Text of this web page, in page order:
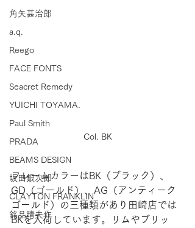
角矢甚治郎
a.q.
Reego
FACE FONTS
Seacret Remedy
YUICHI TOYAMA.
Paul Smith
PRADA
BEAMS DESIGN
坂田銀次郎
CLAYTON FRANKLIN
銘品晴夫作
Col. BK
フレームカラーはBK（ブラック）、
GD（ゴールド）、AG（アンティーク
ゴールド）の三種類があり田崎店では
BKを入荷しています。リムやブリッ